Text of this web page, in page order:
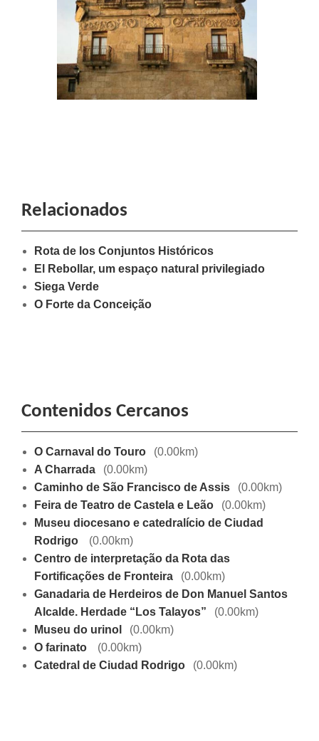
Relacionados
Rota de los Conjuntos Históricos
El Rebollar, um espaço natural privilegiado
Siega Verde
O Forte da Conceição
Contenidos Cercanos
O Carnaval do Touro
(0.00km)
A Charrada
(0.00km)
Caminho de São Francisco de Assis
(0.00km)
Feira de Teatro de Castela e Leão
(0.00km)
Museu diocesano e catedralício de Ciudad
Rodrigo
(0.00km)
Centro de interpretação da Rota das
Fortificações de Fronteira
(0.00km)
Ganadaria de Herdeiros de Don Manuel Santos
Alcalde. Herdade “Los Talayos”
(0.00km)
Museu do urinol
(0.00km)
O farinato
(0.00km)
Catedral de Ciudad Rodrigo
(0.00km)